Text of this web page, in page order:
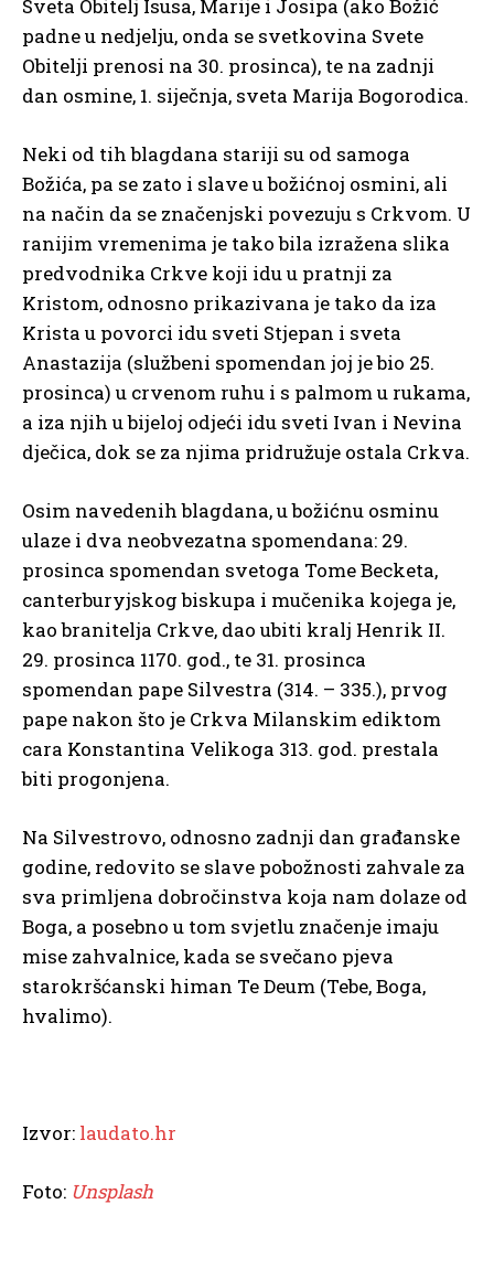
Sveta Obitelj Isusa, Marije i Josipa (ako Božić
padne u nedjelju, onda se svetkovina Svete
Obitelji prenosi na 30. prosinca), te na zadnji
dan osmine, 1. siječnja, sveta Marija Bogorodica.
Neki od tih blagdana stariji su od samoga
Božića, pa se zato i slave u božićnoj osmini, ali
na način da se značenjski povezuju s Crkvom. U
ranijim vremenima je tako bila izražena slika
predvodnika Crkve koji idu u pratnji za
Kristom, odnosno prikazivana je tako da iza
Krista u povorci idu sveti Stjepan i sveta
Anastazija (službeni spomendan joj je bio 25.
prosinca) u crvenom ruhu i s palmom u rukama,
a iza njih u bijeloj odjeći idu sveti Ivan i Nevina
dječica, dok se za njima pridružuje ostala Crkva.
Osim navedenih blagdana, u božićnu osminu
ulaze i dva neobvezatna spomendana: 29.
prosinca spomendan svetoga Tome Becketa,
canterburyjskog biskupa i mučenika kojega je,
kao branitelja Crkve, dao ubiti kralj Henrik II.
29. prosinca 1170. god., te 31. prosinca
spomendan pape Silvestra (314. – 335.), prvog
pape nakon što je Crkva Milanskim ediktom
cara Konstantina Velikoga 313. god. prestala
biti progonjena.
Na Silvestrovo, odnosno zadnji dan građanske
godine, redovito se slave pobožnosti zahvale za
sva primljena dobročinstva koja nam dolaze od
Boga, a posebno u tom svjetlu značenje imaju
mise zahvalnice, kada se svečano pjeva
starokršćanski himan Te Deum (Tebe, Boga,
hvalimo).
Izvor: laudato.hr
Foto: Unsplash